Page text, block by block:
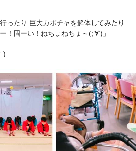
ったり 巨大カボチャを解体してみたり…
！固ーい！ねちょねちょ～(;’∀’)」
)